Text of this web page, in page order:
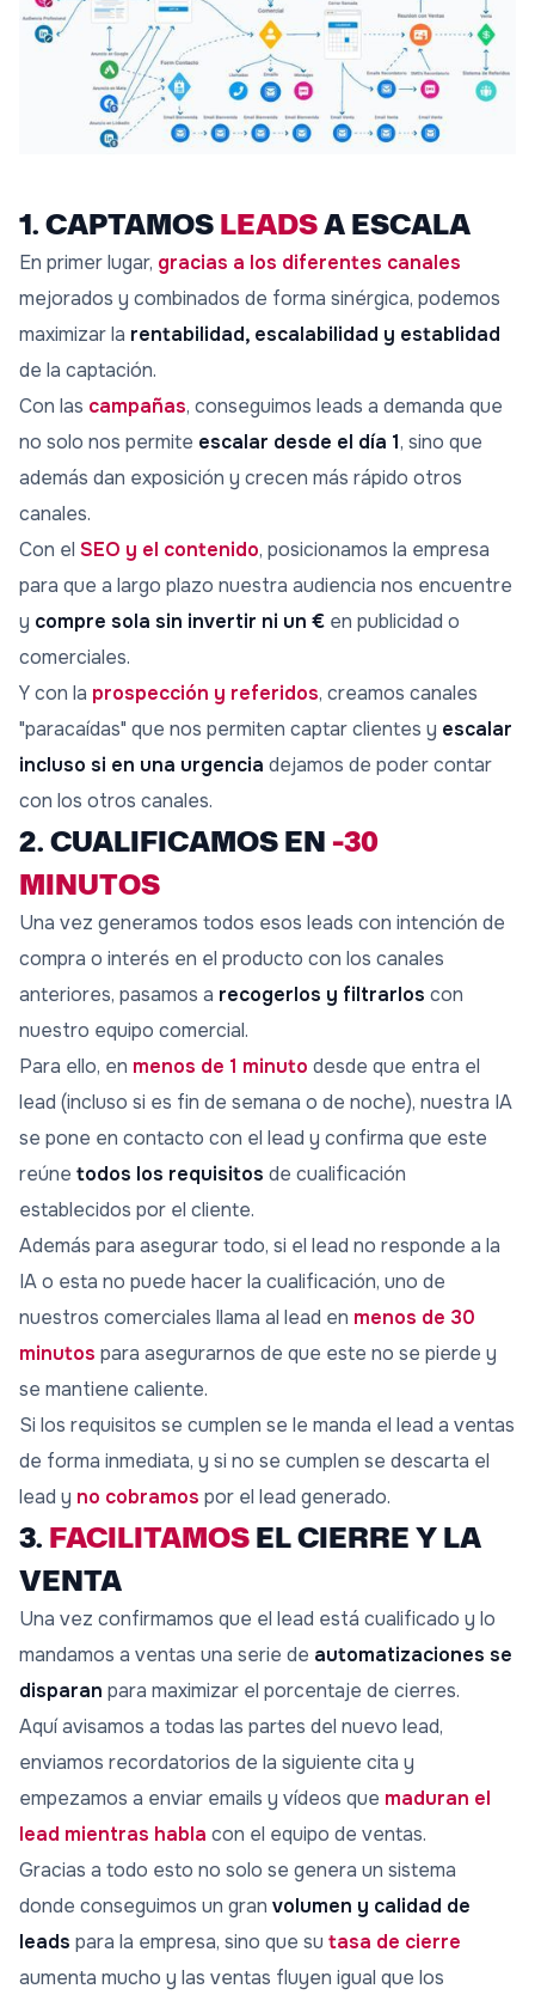
1. CAPTAMOSLEADSA ESCALA
En primer lugar, gracias a los diferentes canales
mejorados y combinados de forma sinérgica, podemos
maximizar la rentabilidad, escalabilidad y establidad
de la captación.
Con las campañas, conseguimos leads a demanda que
no solo nos permite escalar desde el día 1, sino que
además dan exposición y crecen más rápido otros
canales.
Con el SEO y el contenido, posicionamos la empresa
para que a largo plazo nuestra audiencia nos encuentre
y compre sola sin invertir ni un € en publicidad o
comerciales.
Y con la prospección y referidos, creamos canales
"paracaídas" que nos permiten captar clientes y escalar
incluso si en una urgencia dejamos de poder contar
con los otros canales.
2. CUALIFICAMOS EN-30
MINUTOS
Una vez generamos todos esos leads con intención de
compra o interés en el producto con los canales
anteriores, pasamos a recogerlos y filtrarlos con
nuestro equipo comercial.
Para ello, en menos de 1 minuto desde que entra el
lead (incluso si es fin de semana o de noche), nuestra IA
se pone en contacto con el lead y confirma que este
reúne todos los requisitos de cualificación
establecidos por el cliente.
Además para asegurar todo, si el lead no responde a la
IA o esta no puede hacer la cualificación, uno de
nuestros comerciales llama al lead en menos de 30
minutos para asegurarnos de que este no se pierde y
se mantiene caliente.
Si los requisitos se cumplen se le manda el lead a ventas
de forma inmediata, y si no se cumplen se descarta el
lead y no cobramos por el lead generado.
3. FACILITAMOSEL CIERRE Y LA
VENTA
Una vez confirmamos que el lead está cualificado y lo
mandamos a ventas una serie de automatizaciones se
disparan para maximizar el porcentaje de cierres.
Aquí avisamos a todas las partes del nuevo lead,
enviamos recordatorios de la siguiente cita y
empezamos a enviar emails y vídeos que maduran el
lead mientras habla con el equipo de ventas.
Gracias a todo esto no solo se genera un sistema
donde conseguimos un gran volumen y calidad de
leads para la empresa, sino que su tasa de cierre
aumenta mucho y las ventas fluyen igual que los